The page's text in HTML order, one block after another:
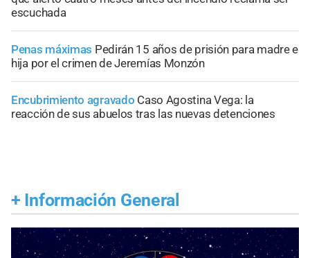
escuchada
Penas máximas Pedirán 15 años de prisión para madre e
hija por el crimen de Jeremías Monzón
Encubrimiento agravado Caso Agostina Vega: la
reacción de sus abuelos tras las nuevas detenciones
+ Información General